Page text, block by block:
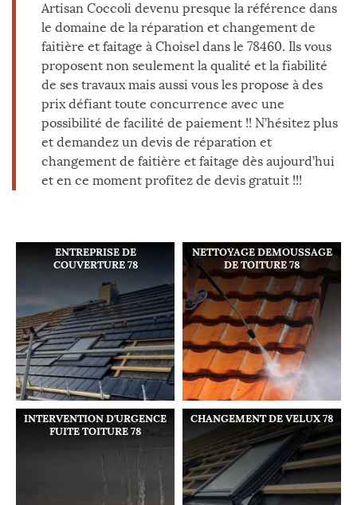
Artisan Coccoli devenu presque la référence dans
le domaine de la réparation et changement de
faitière et faitage à Choisel dans le 78460. Ils vous
proposent non seulement la qualité et la fiabilité
de ses travaux mais aussi vous les propose à des
prix défiant toute concurrence avec une
possibilité de facilité de paiement !! N’hésitez plus
et demandez un devis de réparation et
changement de faitière et faitage dès aujourd’hui
et en ce moment profitez de devis gratuit !!!
ENTREPRISE DE
COUVERTURE 78
NETTOYAGE DEMOUSSAGE
DE TOITURE 78
INTERVENTION D'URGENCE
FUITE TOITURE 78
CHANGEMENT DE VELUX 78